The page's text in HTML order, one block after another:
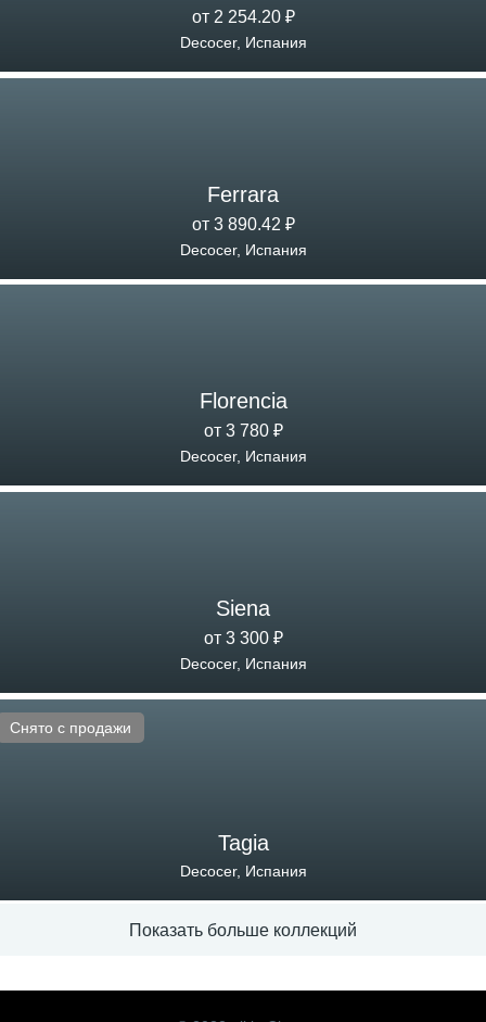
от 2 254.20 ₽
Decocer, Испания
Ferrara
от 3 890.42 ₽
Decocer, Испания
Florencia
от 3 780 ₽
Decocer, Испания
Siena
от 3 300 ₽
Decocer, Испания
Tagia
Decocer, Испания
Снято с продажи
Показать больше коллекций